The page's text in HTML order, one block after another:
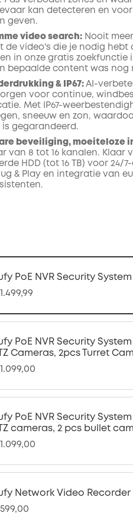
kan detecteren en voor
geven.
video search:Nooit
de video's die je nodig hebt
in onze gratis zoekfunctie
bepaalde content was nog
& IP67: AI-
voor continue,
Met IP67-
sneeuw en zon,
gegarandeerd.
beveiliging, moeiteloze
van 8 tot 16 kanalen. Klaar
HDD (tot 16 TB) voor 24/
& Play en integratie van
PoE NVR Security
PoE NVR Security
Cameras, 2pcs Turret
PoE NVR Security
cameras, 2 pcs bullet
Network Video Recorder